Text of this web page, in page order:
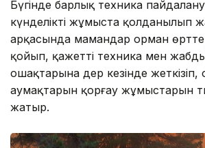
Бүгінде барлық техника
күнделікті жұмыста қолданылып
арқасында мамандар орман
қойып, қажетті техника мен
ошақтарына дер кезінде жеткізіп,
аумақтарын қорғау жұмыстарын
жатыр.